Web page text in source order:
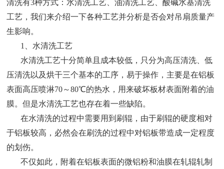
清洗有3种方式：水清洗工艺、油清洗工艺、酸碱水基清洗
工艺，我们来介绍一下各种工艺并分析是否会对吊扇质量产
生影响。
1、水清洗工艺
水清洗工艺十分简单且成本较低，只分为高压清洗、低
压清洗以及烘干三个基本的工序，易于操作，主要是在铝板
表面高压喷淋70～80℃的热水，用来破坏板材表面附着的油
膜。但是水清洗工艺也存在着一些缺陷。
在水清洗的过程中需要用到刷辊，由于刷辊的硬度相对
于铝板较高，必然会在刷洗的过程中对铝板带造成一定程度
的划伤。
不仅如此，附着在铝板表面的微铝粉和油膜在轧辊轧制